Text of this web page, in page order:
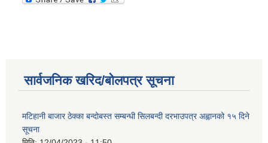
सार्वजनिक खरिद/बोलपत्र सूचना
मटिहानी बाजार ठेक्का बन्दोबस्त सम्बन्धी सिलबन्दी दरभाउपत्र अह्वानको १५ दिने
सूचना